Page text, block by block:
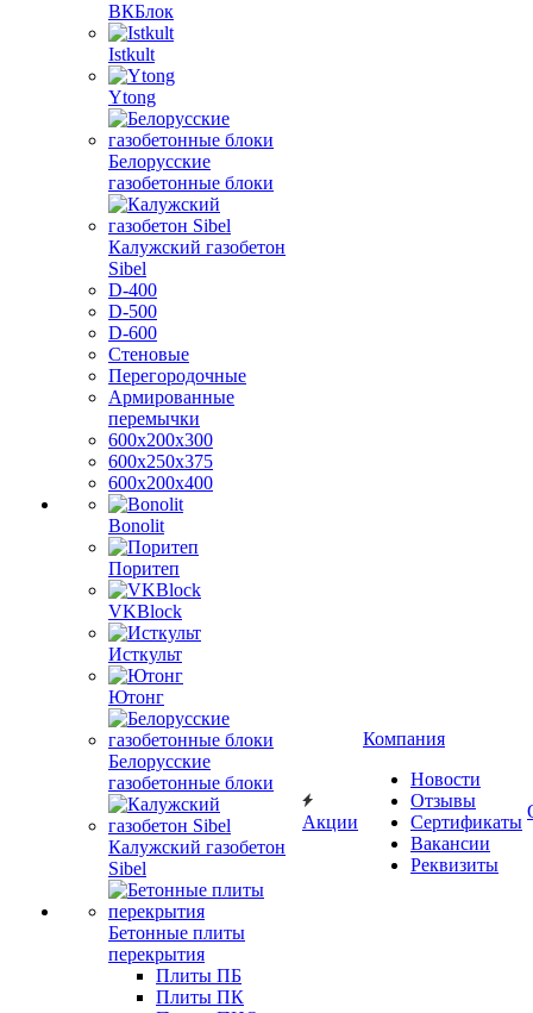
ВКБлок
Istkult
Ytong
Белорусские
газобетонные блоки
Калужский газобетон
Sibel
D-400
D-500
D-600
Стеновые
Перегородочные
Армированные
перемычки
600х200х300
600х250х375
600х200х400
Bonolit
Поритеп
VKBlock
Исткульт
Ютонг
Белорусские
газобетонные блоки
Калужский газобетон
Sibel
Бетонные плиты
перекрытия
Плиты ПБ
Плиты ПК
Акции
Компания
Новости
Отзывы
Сертификаты
Вакансии
Реквизиты